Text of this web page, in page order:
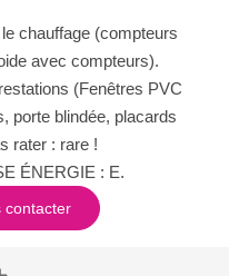
chauffage (compteurs
avec compteurs).
(Fenêtres PVC
porte blindée, placards
rater : rare !
ÉNERGIE : E.
contacter